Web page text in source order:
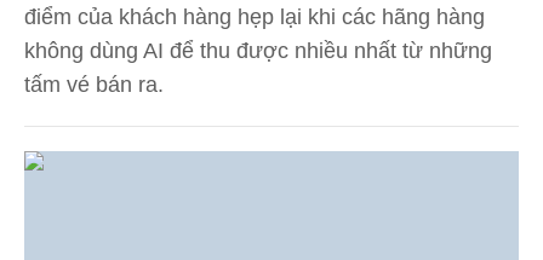
điểm của khách hàng hẹp lại khi các hãng hàng
không dùng AI để thu được nhiều nhất từ những
tấm vé bán ra.